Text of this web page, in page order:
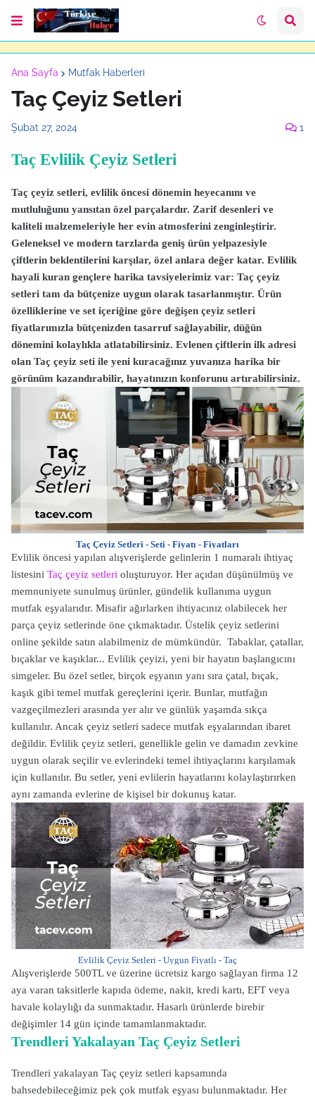
Ana Sayfa Mutfak Haberleri
Taç Çeyiz Setleri
Şubat 27, 2024 1
Taç Evlilik Çeyiz Setleri
Taç çeyiz setleri, evlilik öncesi dönemin heyecanını ve
mutluluğunu yansıtan özel parçalardır. Zarif desenleri ve
kaliteli malzemeleriyle her evin atmosferini zenginleştirir.
Geleneksel ve modern tarzlarda geniş ürün yelpazesiyle
çiftlerin beklentilerini karşılar, özel anlara değer katar. Evlilik
hayali kuran gençlere harika tavsiyelerimiz var: Taç çeyiz
setleri tam da bütçenize uygun olarak tasarlanmıştır. Ürün
özelliklerine ve set içeriğine göre değişen çeyiz setleri
fiyatlarımızla bütçenizden tasarruf sağlayabilir, düğün
dönemini kolaylıkla atlatabilirsiniz. Evlenen çiftlerin ilk adresi
olan Taç çeyiz seti ile yeni kuracağınız yuvanıza harika bir
görünüm kazandırabilir, hayatınızın konforunu artırabilirsiniz.
Taç Çeyiz Setleri - Seti - Fiyatı - Fiyatları
Evlilik öncesi yapılan alışverişlerde gelinlerin 1 numaralı ihtiyaç
listesini Taç çeyiz setleri oluşturuyor. Her açıdan düşünülmüş ve
memnuniyete sunulmuş ürünler, gündelik kullanıma uygun
mutfak eşyalarıdır. Misafir ağırlarken ihtiyacınız olabilecek her
parça çeyiz setlerinde öne çıkmaktadır. Üstelik çeyiz setlerini
online şekilde satın alabilmeniz de mümkündür. Tabaklar, çatallar,
bıçaklar ve kaşıklar... Evlilik çeyizi, yeni bir hayatın başlangıcını
simgeler. Bu özel setler, birçok eşyanın yanı sıra çatal, bıçak,
kaşık gibi temel mutfak gereçlerini içerir. Bunlar, mutfağın
vazgeçilmezleri arasında yer alır ve günlük yaşamda sıkça
kullanılır. Ancak çeyiz setleri sadece mutfak eşyalarından ibaret
değildir. Evlilik çeyiz setleri, genellikle gelin ve damadın zevkine
uygun olarak seçilir ve evlerindeki temel ihtiyaçlarını karşılamak
için kullanılır. Bu setler, yeni evlilerin hayatlarını kolaylaştırırken
aynı zamanda evlerine de kişisel bir dokunuş katar.
Evlilik Çeyiz Setleri - Uygun Fiyatlı - Taç
Alışverişlerde 500TL ve üzerine ücretsiz kargo sağlayan firma 12
aya varan taksitlerle kapıda ödeme, nakit, kredi kartı, EFT veya
havale kolaylığı da sunmaktadır. Hasarlı ürünlerde birebir
değişimler 14 gün içinde tamamlanmaktadır.
Trendleri Yakalayan Taç Çeyiz Setleri
Trendleri yakalayan Taç çeyiz setleri kapsamında
bahsedebileceğimiz pek çok mutfak eşyası bulunmaktadır. Her